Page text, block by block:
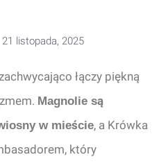
21 listopada, 2025
łączy piękną
Magnolie są
w mieście, a Krówka
który